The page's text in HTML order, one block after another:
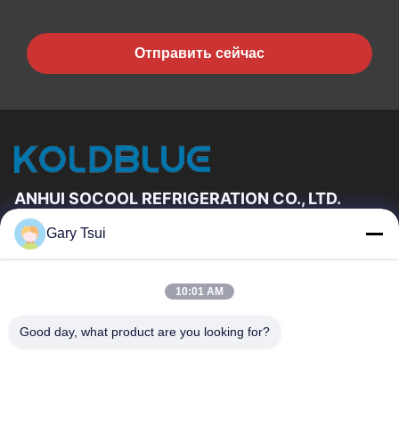
Отправить сейчас
ANHUI SOCOOL REFRIGERATION CO., LTD.
Быстрые Связи
О Нас
Путешествие Фабрики
Проверка Качества
Gary Tsui
10:01 AM
Good day, what product are you looking for?